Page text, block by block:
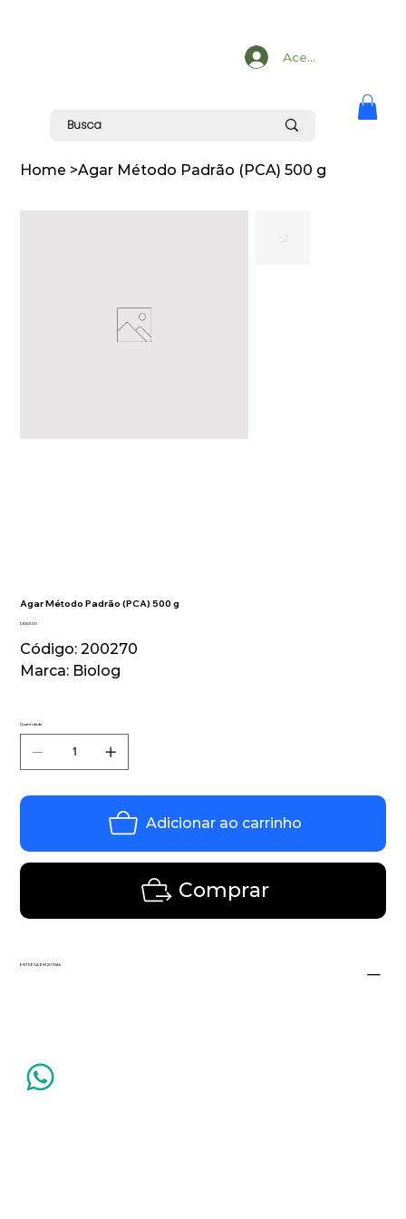
Acesse
Home >Agar Método Padrão (PCA) 500 g
Agar Método Padrão (PCA) 500 g
Preço
R$ 501,00
Código: 200270
Marca: Biolog
Quantidade
Adicionar ao carrinho
Comprar
ENTREGA EM 20 DIAS